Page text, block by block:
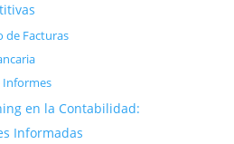
de Facturas
Informes
en la Contabilidad:
Informadas